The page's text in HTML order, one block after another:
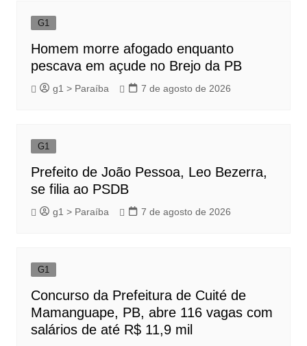
G1
Homem morre afogado enquanto
pescava em açude no Brejo da PB
g1 > Paraíba 7 de agosto de 2026
G1
Prefeito de João Pessoa, Leo Bezerra,
se filia ao PSDB
g1 > Paraíba 7 de agosto de 2026
G1
Concurso da Prefeitura de Cuité de
Mamanguape, PB, abre 116 vagas com
salários de até R$ 11,9 mil